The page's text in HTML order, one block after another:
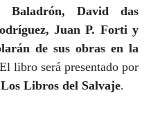
Baladrón, David das
Juan P. Forti y
de sus obras en la
El libro será presentado por
Libros del Salvaje.